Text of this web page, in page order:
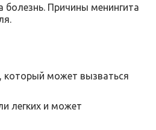
болезнь. Причины менингита
может вызваться
легких и может